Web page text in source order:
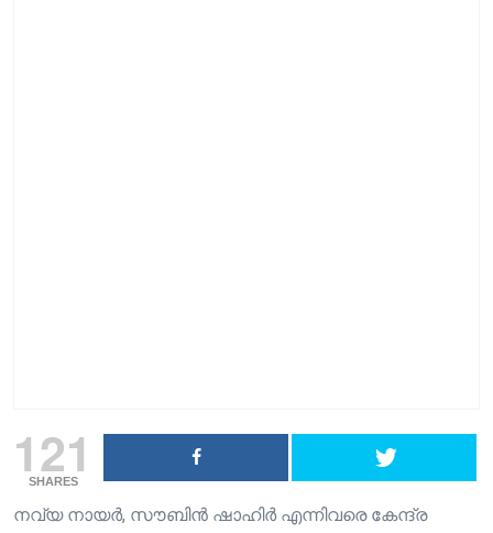
121
SHARES
നവ്യ നായർ, സൗബിൻ ഷാഹിർ എന്നിവരെ കേന്ദ്ര